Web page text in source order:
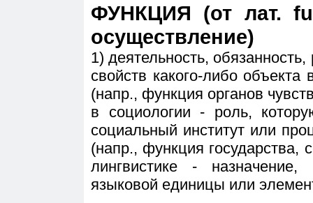
ФУНКЦИЯ (от лат.
осуществление)
1) деятельность,
свойств какого-либо
(напр., функция органов
в социологии - роль,
социальный институт или
(напр., функция
лингвистике -
языковой единицы или